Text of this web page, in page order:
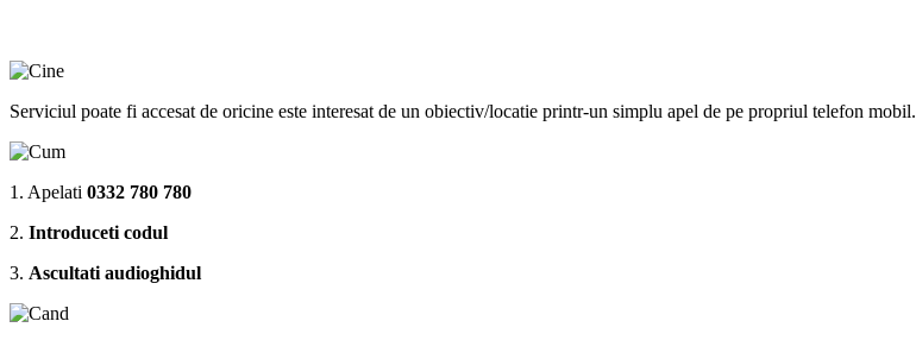
Serviciul poate fi accesat de oricine este interesat de un obiectiv/locatie printr-un simplu apel de pe propriul telefon mobil.
1. Apelati 0332 780 780
2. Introduceti codul
3. Ascultati audioghidul